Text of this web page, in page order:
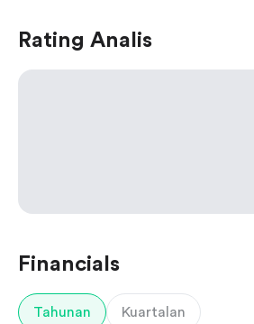
Rating Analis
Financials
Tahunan Kuartalan